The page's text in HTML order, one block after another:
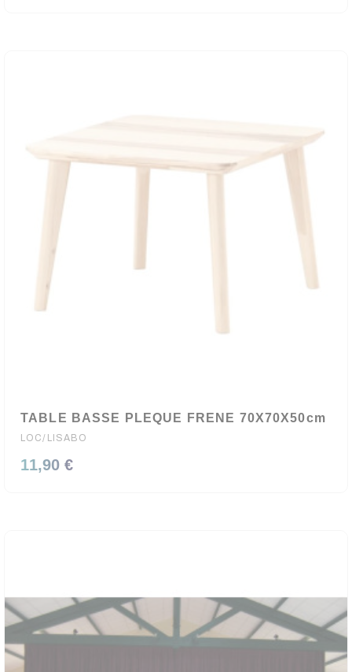
TABLE BASSE PLEQUE FRENE 70X70X50cm
LOC/LISABO
11,90 €